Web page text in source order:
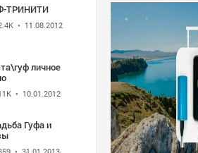
ТРИНИТИ
• 11.08.2012
личное
• 10.01.2012
Гуфа и